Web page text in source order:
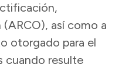
así como a
otorgado para el
cuando resulte